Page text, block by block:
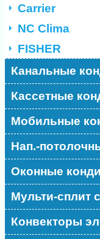
Carrier
NC Clima
FISHER
Канальные
Кассетные
Мобильные
Нап.-
Оконные
Мульти-сплит
Конвекторы